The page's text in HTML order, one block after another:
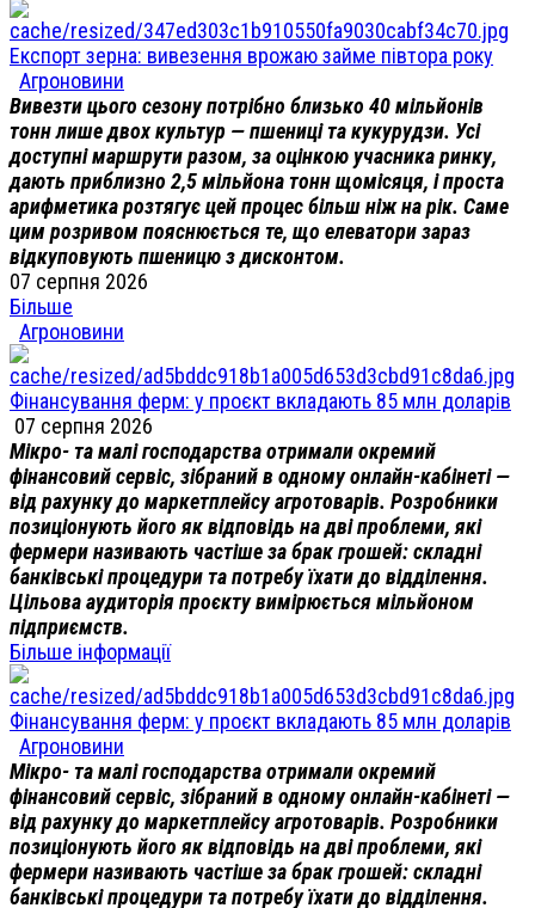
Експорт зерна: вивезення врожаю займе півтора року
Агроновини
Вивезти цього сезону потрібно близько 40 мільйонів
тонн лише двох культур — пшениці та кукурудзи. Усі
доступні маршрути разом, за оцінкою учасника ринку,
дають приблизно 2,5 мільйона тонн щомісяця, і проста
арифметика розтягує цей процес більш ніж на рік. Саме
цим розривом пояснюється те, що елеватори зараз
відкуповують пшеницю з дисконтом.
07 серпня 2026
Більше
Агроновини
Фінансування ферм: у проєкт вкладають 85 млн доларів
07 серпня 2026
Мікро- та малі господарства отримали окремий
фінансовий сервіс, зібраний в одному онлайн-кабінеті —
від рахунку до маркетплейсу агротоварів. Розробники
позиціонують його як відповідь на дві проблеми, які
фермери називають частіше за брак грошей: складні
банківські процедури та потребу їхати до відділення.
Цільова аудиторія проєкту вимірюється мільйоном
підприємств.
Більше інформації
Фінансування ферм: у проєкт вкладають 85 млн доларів
Агроновини
Мікро- та малі господарства отримали окремий
фінансовий сервіс, зібраний в одному онлайн-кабінеті —
від рахунку до маркетплейсу агротоварів. Розробники
позиціонують його як відповідь на дві проблеми, які
фермери називають частіше за брак грошей: складні
банківські процедури та потребу їхати до відділення.